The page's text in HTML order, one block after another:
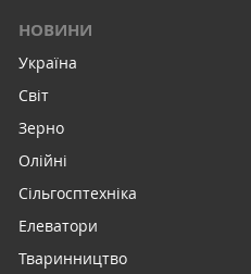
НОВИНИ
Україна
Світ
Зерно
Олійні
Сільгосптехніка
Елеватори
Тваринництво